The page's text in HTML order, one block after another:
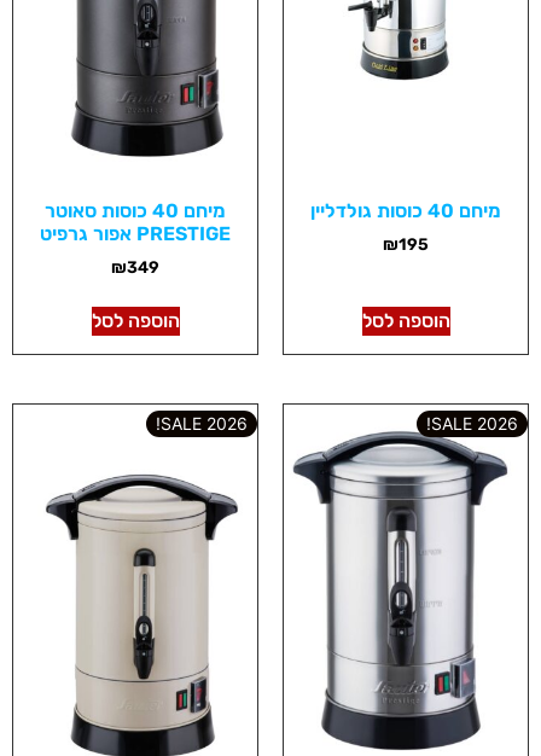
מיחם 40 כוסות גולדליין
₪195
הוספה לסל
מיחם 40 כוסות סאוטר
PRESTIGE אפור גרפיט
₪349
הוספה לסל
2026 SALE!
2026 SALE!